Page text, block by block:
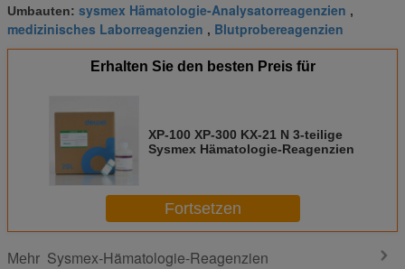
Umbauten: sysmex Hämatologie-Analysatorreagenzien ,
medizinisches Laborreagenzien , Blutprobereagenzien
Erhalten Sie den besten Preis für
XP-100 XP-300 KX-21 N 3-teilige
Sysmex Hämatologie-Reagenzien
Fortsetzen
Mehr Sysmex-Hämatologie-Reagenzien